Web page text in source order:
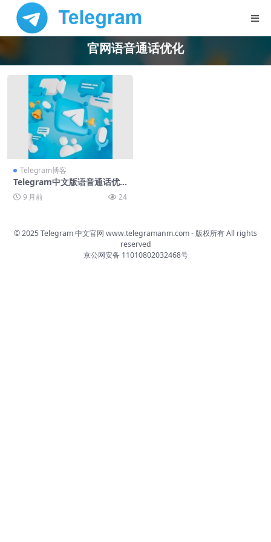
官网语音通话优化
Telegram博客
Telegram中文版语音通话优
化技巧
9 月前 24
© 2025 Telegram 中文官网 www.telegramanm.com- 版权所有All rights
reserved
京公网安备 11010802032468号